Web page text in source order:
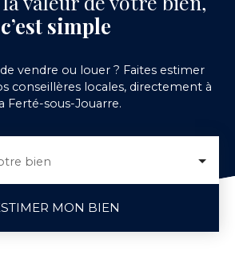
c’est simple
vendre ou louer ? Faites estimer
conseillères locales, directement à
Ferté-sous-Jouarre.
bien
MON BIEN